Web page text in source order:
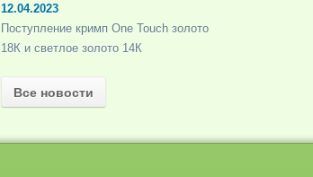
12.04.2023
Поступление кримп One Touch золото
18К и светлое золото 14К
Все новости